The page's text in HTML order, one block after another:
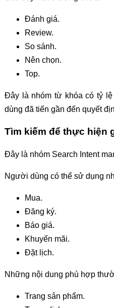
Đánh giá.
Review.
So sánh.
Nên chọn.
Top.
Đây là nhóm từ khóa có tỷ
dùng đã tiến gần đến quyết
Tìm kiếm để thực hiện
Đây là nhóm Search Intent
Người dùng có thể sử dụng
Mua.
Đăng ký.
Báo giá.
Khuyến mãi.
Đặt lịch.
Những nội dung phù hợp
Trang sản phẩm.